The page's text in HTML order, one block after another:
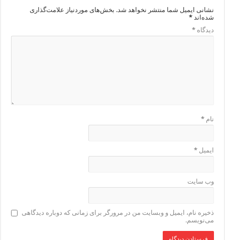
نشانی ایمیل شما منتشر نخواهد شد. بخش‌های موردنیاز علامت‌گذاری
شده‌اند*
دیدگاه*
نام*
ایمیل*
وب‌ سایت
ذخیره نام، ایمیل و وبسایت من در مرورگر برای زمانی که دوباره دیدگاهی
می‌نویسم.